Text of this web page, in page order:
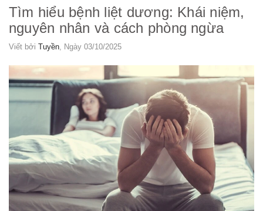
Tìm hiểu bệnh liệt dương: Khái niệm,
nguyên nhân và cách phòng ngừa
Viết bởi Tuyền , Ngày 03/10/2025